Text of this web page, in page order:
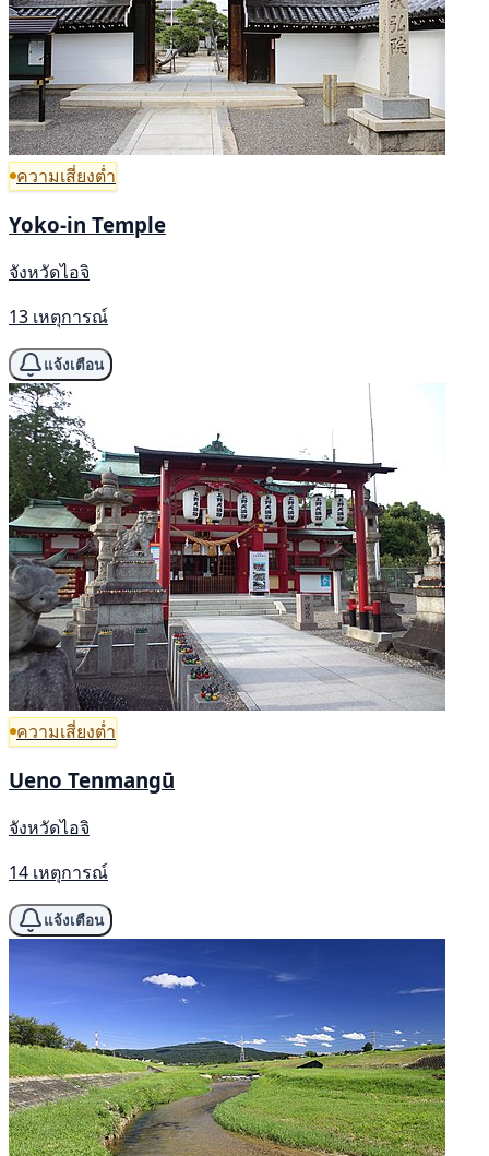
ความเสี่ยงต่ำ
Yoko-in Temple
จังหวัดไอจิ
13 เหตุการณ์
แจ้งเตือน
ความเสี่ยงต่ำ
Ueno Tenmangū
จังหวัดไอจิ
14 เหตุการณ์
แจ้งเตือน